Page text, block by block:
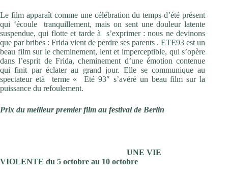
Le film apparaît comme une célébration du temps d’été présent
qui ‘écoule tranquillement, mais on sent une douleur latente
suspendue, qui flotte et tarde à s’exprimer : nous ne devinons
que par bribes : Frida vient de perdre ses parents . ETE93 est un
beau film sur le cheminement, lent et imperceptible, qui s’opère
dans l’esprit de Frida, cheminement d’une émotion contenue
qui finit par éclater au grand jour. Elle se communique au
spectateur età terme « Eté 93″ s’avéré un beau film sur la
puissance du refoulement.
Prix du meilleur premier film au festival de Berlin
UNE VIE
VIOLENTE du 5 octobre au 10 octobre